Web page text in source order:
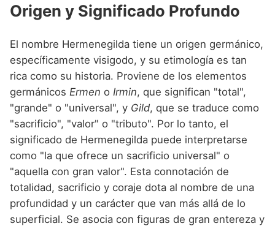
Nombres de Niña que empiezan por T
Nombres de Niña que empiezan por U
Nombres de Niña que empiezan por V
Nombres de Niña que empiezan por W
Nombres de Niña que empiezan por X
Nombres de Niña que empiezan por Y
Nombres de Niña que empiezan por Z
Origen y Significado Profundo
El nombre Hermenegilda tiene un origen germánico,
específicamente visigodo, y su etimología es tan
rica como su historia. Proviene de los elementos
germánicos Ermen o Irmin, que significan "total",
"grande" o "universal", y Gild, que se traduce como
"sacrificio", "valor" o "tributo". Por lo tanto, el
significado de Hermenegilda puede interpretarse
como "la que ofrece un sacrificio universal" o
"aquella con gran valor". Esta connotación de
totalidad, sacrificio y coraje dota al nombre de una
profundidad y un carácter que van más allá de lo
superficial. Se asocia con figuras de gran entereza y